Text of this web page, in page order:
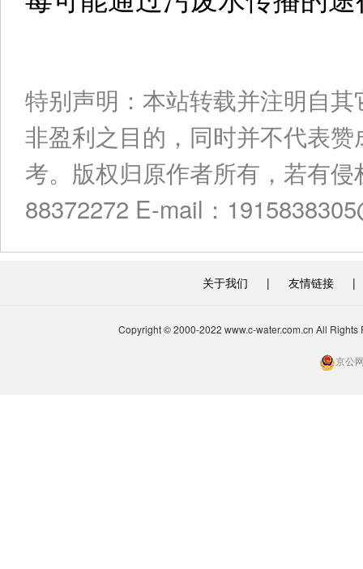
特别声明：本站转载并注明自
非盈利之目的，同时并不代表
考。版权归原作者所有，若有
88372272 E-mail：
关于我们 | 友情链接 |
Copyright © 2000-2022 www.c-water.com.cn All
京公